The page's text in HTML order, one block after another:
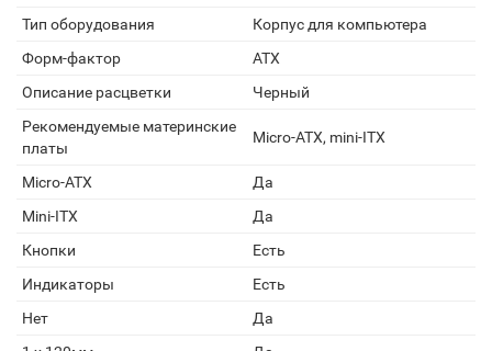
Тип оборудования
Корпус для компьютера
Форм-фактор
ATX
Описание расцветки
Черный
Рекомендуемые материнские
платы
Micro-ATX, mini-ITX
Micro-ATX
Да
Mini-ITX
Да
Кнопки
Есть
Индикаторы
Есть
Нет
Да